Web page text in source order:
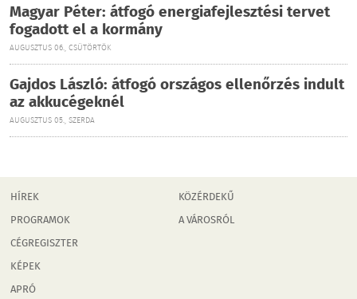
Magyar Péter: átfogó energiafejlesztési tervet
fogadott el a kormány
AUGUSZTUS 06., CSÜTÖRTÖK
Gajdos László: átfogó országos ellenőrzés indult
az akkucégeknél
AUGUSZTUS 05., SZERDA
HÍREK
PROGRAMOK
CÉGREGISZTER
KÉPEK
APRÓ
KÖZÉRDEKŰ
A VÁROSRÓL